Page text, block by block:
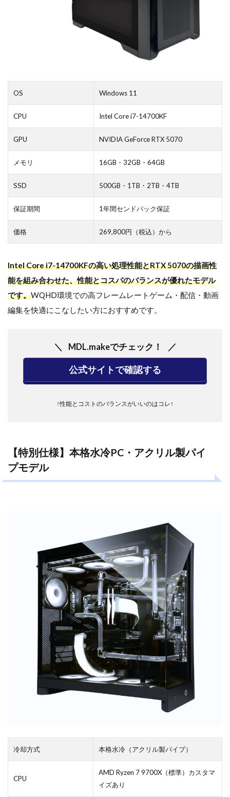
OS Windows 11
CPU Intel Core i7-14700KF
GPU NVIDIA GeForce RTX 5070
メモリ 16GB・32GB・64GB
SSD 500GB・1TB・2TB・4TB
保証期間 1年間センドバック保証
価格 269,800円（税込）から
Intel Core i7-14700KFの高い処理性能とRTX 5070の描画性
能を組み合わせた、性能とコスパのバランスが優れたモデル
です。WQHD環境での高フレームレートゲーム・配信・動画
編集を快適にこなしたい方におすすめです。
MDL.makeでチェック！
公式サイトで確認する
↑性能とコストのバランスがいいのはコレ↑
【特別仕様】本格水冷PC・アクリル製パイ
プモデル
冷却方式 本格水冷（アクリル製パイプ）
CPU
AMD Ryzen 7 9700X（標準）カスタマ
イズあり